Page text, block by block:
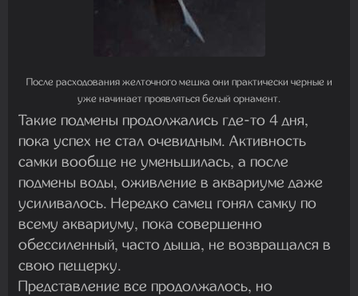
После расходования желточного мешка они практически черные и
уже начинает проявляться белый орнамент.
Такие подмены продолжались где-то 4 дня,
пока успех не стал очевидным. Активность
самки вообще не уменьшилась, а после
подмены воды, оживление в аквариуме даже
усиливалось. Нередко самец гонял самку по
всему аквариуму, пока совершенно
обессиленный, часто дыша, не возвращался в
свою пещерку.
Представление все продолжалось, но